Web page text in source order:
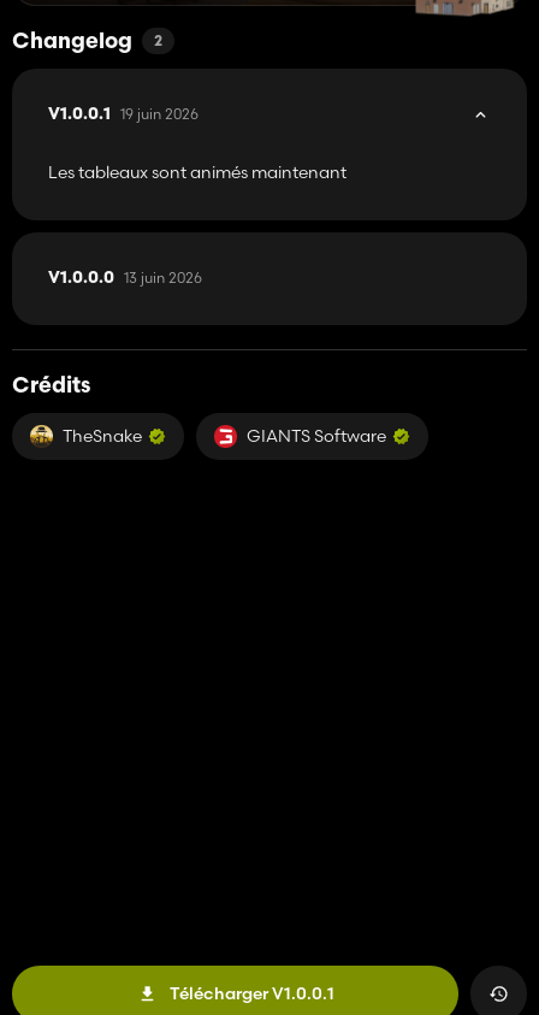
Changelog 2
V1.0.0.1 19 juin 2026
Les tableaux sont animés maintenant
V1.0.0.0 13 juin 2026
Crédits
TheSnake GIANTS Software
Télécharger V1.0.0.1